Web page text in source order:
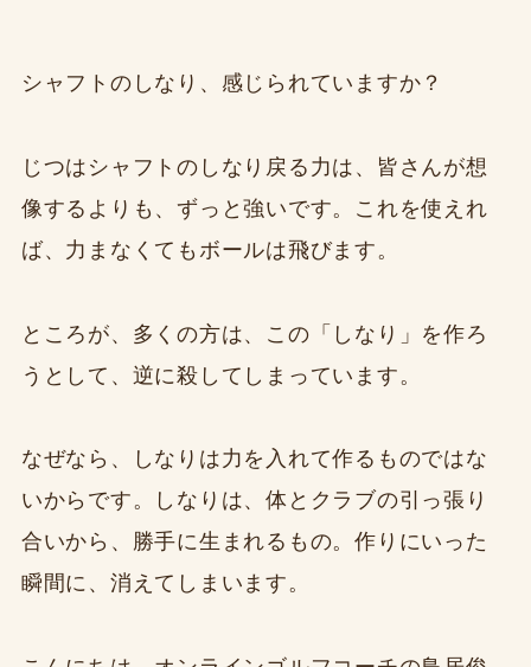
シャフトのしなり、感じられていますか？
じつはシャフトのしなり戻る力は、皆さんが想
像するよりも、ずっと強いです。これを使えれ
ば、力まなくてもボールは飛びます。
ところが、多くの方は、この「しなり」を作ろ
うとして、逆に殺してしまっています。
なぜなら、しなりは力を入れて作るものではな
いからです。しなりは、体とクラブの引っ張り
合いから、勝手に生まれるもの。作りにいった
瞬間に、消えてしまいます。